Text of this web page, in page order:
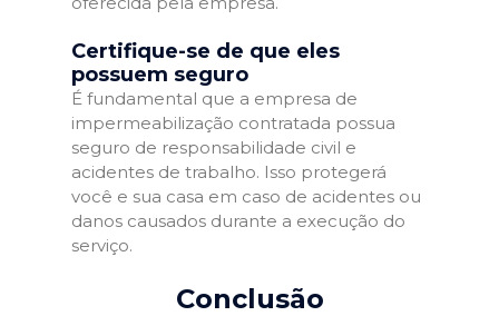
Certifique-se de que eles
possuem seguro
É fundamental que a empresa de
impermeabilização contratada possua
seguro de responsabilidade civil e
acidentes de trabalho. Isso protegerá
você e sua casa em caso de acidentes ou
danos causados durante a execução do
serviço.
Conclusão